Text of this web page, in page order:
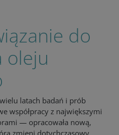
do
oleju
latach badań i prób
współpracy z największymi
— opracowała nową,